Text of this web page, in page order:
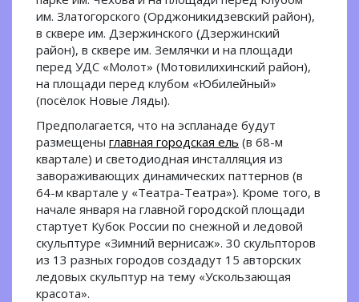
им. Златогорского (Орджоникидзевский район),
в сквере им. Дзержинского (Дзержинский
район), в сквере им. Землячки и на площади
перед УДС «Молот» (Мотовилихинский район),
на площади перед клубом «Юбилейный»
(посёлок Новые Ляды).
Предполагается, что на эспланаде будут
размещены главная городская ель (в 68-м
квартале) и светодиодная инсталляция из
завораживающих динамических паттернов (в
64-м квартале у «Театра-Театра»). Кроме того, в
начале января на главной городской площади
стартует Кубок России по снежной и ледовой
скульптуре «Зимний вернисаж». 30 скульпторов
из 13 разных городов создадут 15 авторских
ледовых скульптур на тему «Ускользающая
красота».